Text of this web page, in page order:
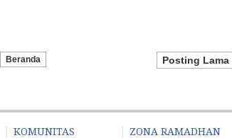
Posting Lama
Beranda
KOMUNITAS ZONA RAMADHAN